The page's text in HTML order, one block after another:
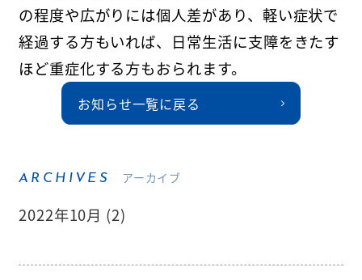
の程度や広がりには個人差があり、軽い症状で
経過する方もいれば、日常生活に支障をきたす
ほど重症化する方もおられます。
お知らせ一覧に戻る
ARCHIVES アーカイブ
2022年10月 (2)